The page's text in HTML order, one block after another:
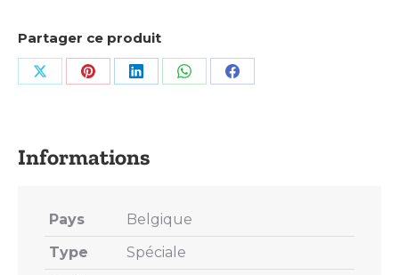
Partager ce produit
Share Share Share Share Share
Pays
Belgique
Type
Spéciale